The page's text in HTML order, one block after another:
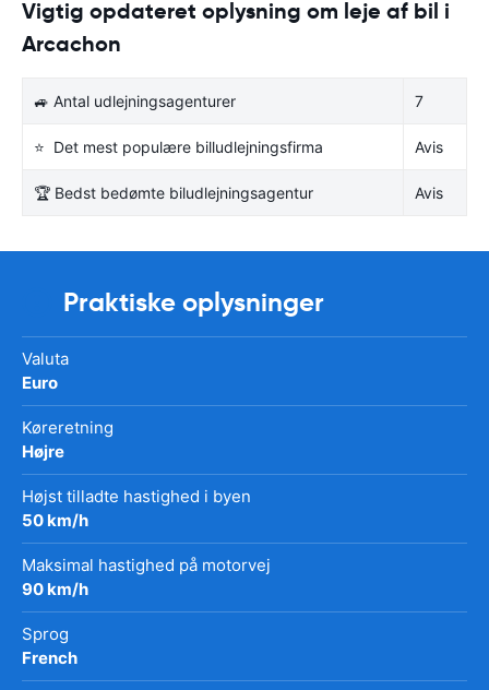
Vigtig opdateret oplysning om leje af bil i
Arcachon
🚙 Antal udlejningsagenturer 7
⭐ Det mest populære billudlejningsfirma Avis
🏆 Bedst bedømte biludlejningsagentur Avis
Praktiske oplysninger
Valuta
Euro
Køreretning
Højre
Højst tilladte hastighed i byen
50 km/h
Maksimal hastighed på motorvej
90 km/h
Sprog
French